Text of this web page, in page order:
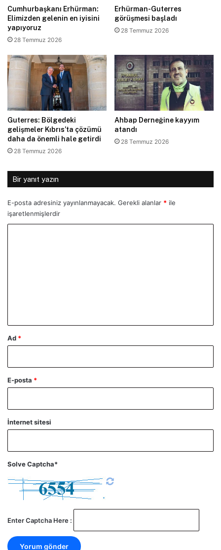
Cumhurbaşkanı Erhürman:
Elimizden gelenin en iyisini
yapıyoruz
28 Temmuz 2026
Erhürman-Guterres
görüşmesi başladı
28 Temmuz 2026
Guterres: Bölgedeki
gelişmeler Kıbrıs’ta çözümü
daha da önemli hale getirdi
28 Temmuz 2026
Ahbap Derneğine kayyım
atandı
28 Temmuz 2026
Bir yanıt yazın
E-posta adresiniz yayınlanmayacak. Gerekli alanlar * ile
işaretlenmişlerdir
Ad *
E-posta *
İnternet sitesi
Solve Captcha*
Enter Captcha Here :